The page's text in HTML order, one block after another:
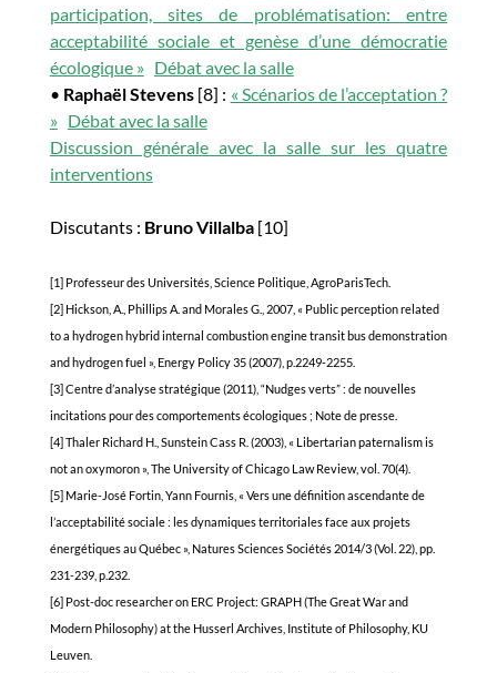
participation, sites de problématisation: entre
acceptabilité sociale et genèse d’une démocratie
écologique » Débat avec la salle
• Raphaël Stevens [8] : « Scénarios de l’acceptation ?
» Débat avec la salle
Discussion générale avec la salle sur les quatre
interventions
Discutants : Bruno Villalba [10]
[1] Professeur des Universités, Science Politique, AgroParisTech.
[2] Hickson, A., Phillips A. and Morales G., 2007, « Public perception related
to a hydrogen hybrid internal combustion engine transit bus demonstration
and hydrogen fuel », Energy Policy 35 (2007), p.2249-2255.
[3] Centre d’analyse stratégique (2011), “Nudges verts” : de nouvelles
incitations pour des comportements écologiques ; Note de presse.
[4] Thaler Richard H., Sunstein Cass R. (2003), « Libertarian paternalism is
not an oxymoron », The University of Chicago Law Review, vol. 70(4).
[5] Marie-José Fortin, Yann Fournis, « Vers une définition ascendante de
l’acceptabilité sociale : les dynamiques territoriales face aux projets
énergétiques au Québec », Natures Sciences Sociétés 2014/3 (Vol. 22), pp.
231-239, p.232.
[6] Post-doc researcher on ERC Project: GRAPH (The Great War and
Modern Philosophy) at the Husserl Archives, Institute of Philosophy, KU
Leuven.